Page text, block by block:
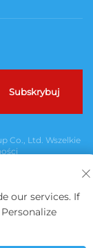
Subskrybuj
Co., Ltd. Wszelkie
our services. If